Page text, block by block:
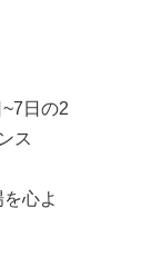
日の2
ス
心よ